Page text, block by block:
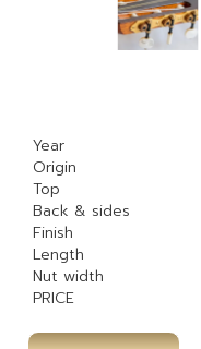
Year
Origin
Top
Back & sides
Finish
Length
Nut width
PRICE